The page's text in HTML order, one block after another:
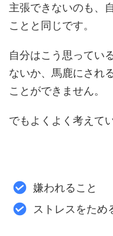
主張できないのも、
ことと同じです。
自分はこう思ってい
ないか、馬鹿にされ
ことができません。
でもよくよく考えて
嫌われること
ストレスをため